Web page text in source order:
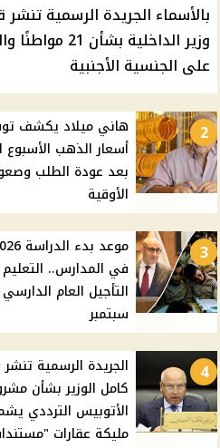
بالأسماء الجريدة الرسمية تنشر
وزير الداخلية بشأن
على الجنسية الأجنبية
2
هاني ميلاد يكشف
أسعار الذهب الأسبوع
بعد عودة الطلب
الأوقية
3
في المدارس..
سبتمبر
4
الجريدة الرسمية تنشر
كامل الوزير بشأن
الأتوبيس الترددي
مليكة عقارات